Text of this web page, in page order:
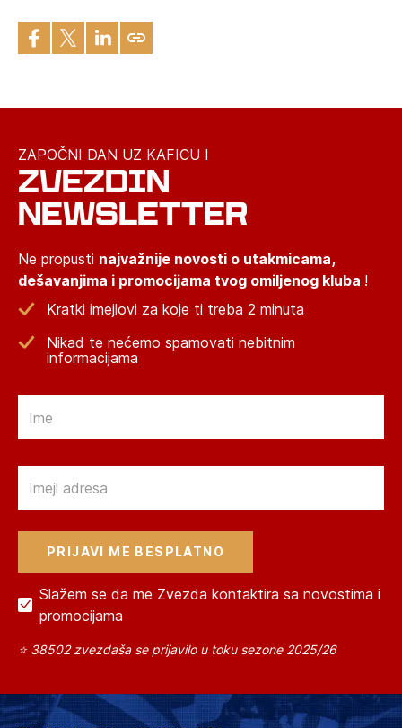
ZAPOČNI DAN UZ KAFICU I
ZVEZDIN
NEWSLETTER
Ne propusti najvažnije novosti o utakmicama,
dešavanjima i promocijama tvog omiljenog kluba !
Kratki imejlovi za koje ti treba 2 minuta
Nikad te nećemo spamovati nebitnim
informacijama
Slažem se da me Zvezda kontaktira sa novostima i
promocijama
⭐ 38502 zvezdaša se prijavilo u toku sezone 2025/26